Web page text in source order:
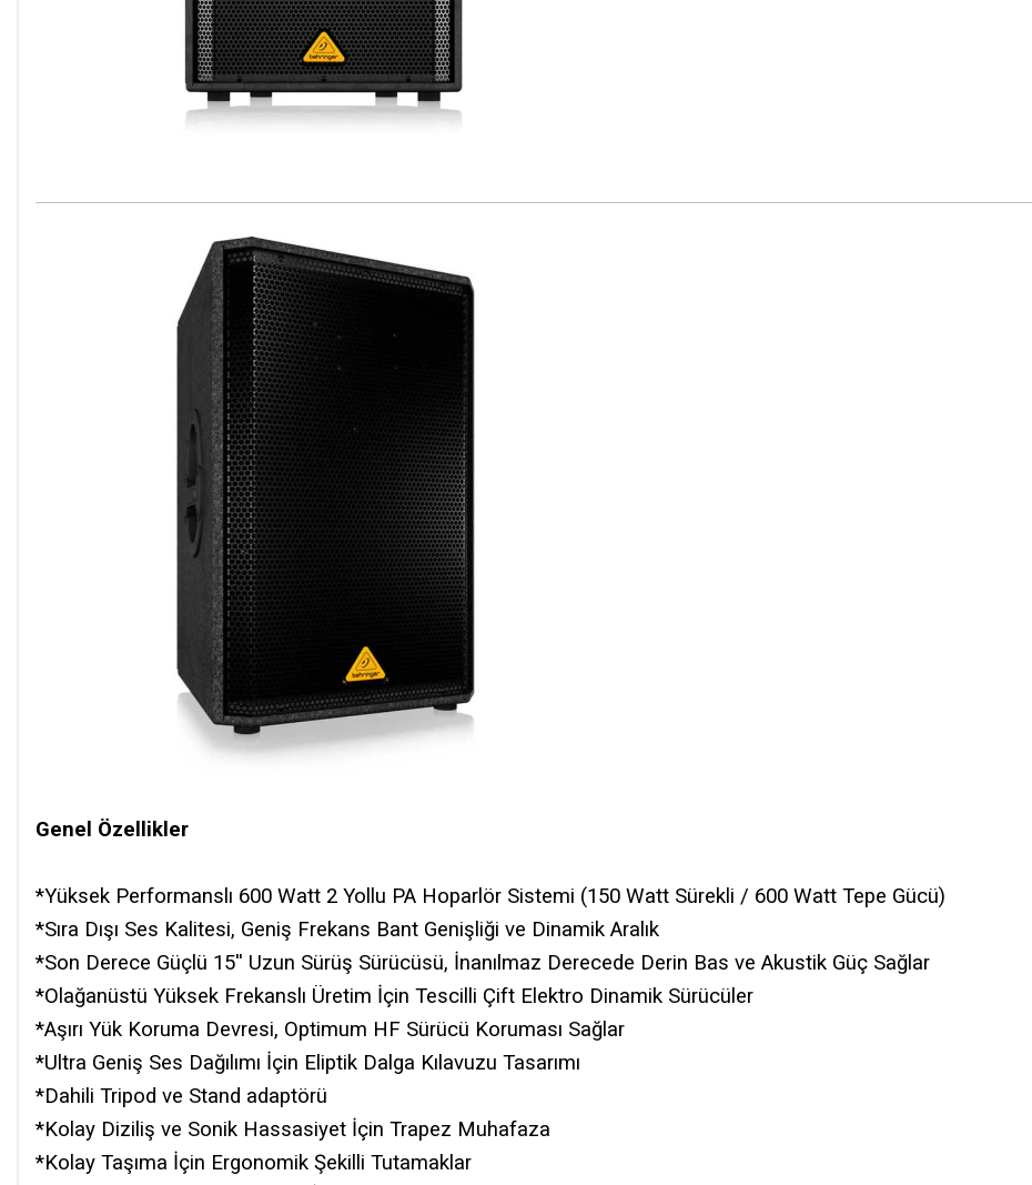
Genel Özellikler
*Yüksek Performanslı 600 Watt 2 Yollu PA Hoparlör Sistemi (150 Watt Sürekli / 600 Watt Tepe Gücü)
*Sıra Dışı Ses Kalitesi, Geniş Frekans Bant Genişliği ve Dinamik Aralık
*Son Derece Güçlü 15'' Uzun Sürüş Sürücüsü, İnanılmaz Derecede Derin Bas ve Akustik Güç Sağlar
*Olağanüstü Yüksek Frekanslı Üretim İçin Tescilli Çift Elektro Dinamik Sürücüler
*Aşırı Yük Koruma Devresi, Optimum HF Sürücü Koruması Sağlar
*Ultra Geniş Ses Dağılımı İçin Eliptik Dalga Kılavuzu Tasarımı
*Dahili Tripod ve Stand adaptörü
*Kolay Diziliş ve Sonik Hassasiyet İçin Trapez Muhafaza
*Kolay Taşıma İçin Ergonomik Şekilli Tutamaklar